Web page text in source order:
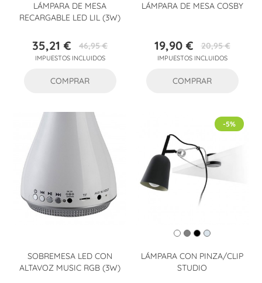
LÁMPARA DE MESA
RECARGABLE LED LIL (3W)
Precio
35,21 €Precio
base
46,95 €
IMPUESTOS INCLUIDOS
COMPRAR
LÁMPARA DE MESA COSBY
Precio
19,90 €Precio
base
20,95 €
IMPUESTOS INCLUIDOS
COMPRAR
SOBREMESA LED CON
ALTAVOZ MUSIC RGB (3W)
LÁMPARA CON PINZA/CLIP
STUDIO
-5%